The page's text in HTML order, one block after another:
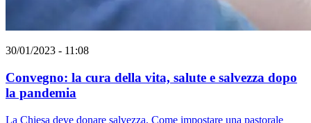
30/01/2023 - 11:08
Convegno: la cura della vita, salute e salvezza dopo
la pandemia
La Chiesa deve donare salvezza. Come impostare una pastorale